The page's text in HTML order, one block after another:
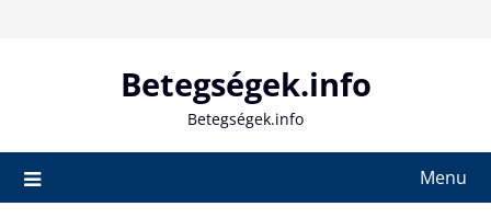
Betegségek.info
Betegségek.info
Menu